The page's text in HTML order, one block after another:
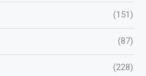
(151)
(87)
(228)